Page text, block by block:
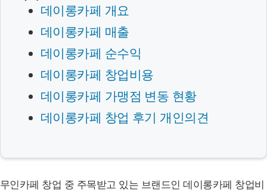
데이롱카페 개요
데이롱카페 매출
데이롱카페 순수익
데이롱카페 창업비용
데이롱카페 가맹점 변동 현황
데이롱카페 창업 후기 개인의견
무인카페 창업 중 주목받고 있는 브랜드인 데이롱카페 창업비